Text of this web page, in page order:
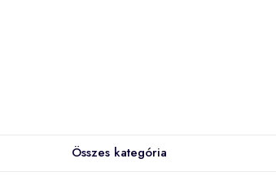
Összes kategória